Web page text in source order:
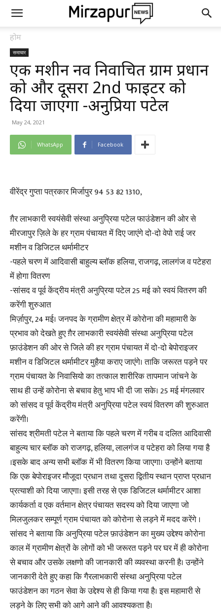
होम
समाचार
एक मशीन नव निर्वाचित ग्राम प्रधान
को और दूसरा 2nd फाइटर को
दिया जाएगा -अनुप्रिया पटेल
May 24, 2021
WhatsApp Facebook
वीरेंद्र गुप्ता पत्रकार मिर्जापुर 94 53 82 1310,
ग़ैर लाभकारी स्वयंसेवी संस्था अनुप्रिया पटेल फाउंडेशन की ओर से
मीरजापुर ज़िले के हर ग्राम पंचायत में दिए जाएंगे दो-दो वेपो राई जर
मशीन व डिजिटल थर्मामीटर
-पहले चरण में आदिवासी बाहुल्य ब्लॉक हलिया, राजगढ़, लालगंज व पटेहरा
में होगा वितरण
-सांसद व पूर्व केंद्रीय मंत्री अनुप्रिया पटेल 25 मई को स्वयं वितरण की
करेंगी शुरुआत
मिर्ज़ापुर, 24 मई। जनपद के ग्रामीण क्षेत्र में कोरोना की महामारी के
प्रभाव को देखते हुए ग़ैर लाभकारी स्वयंसेवी संस्था अनुप्रिया पटेल
फ़ाउंडेशन की ओर से जिले की हर ग्राम पंचायत में दो-दो बेपोराइजर
मशीन व डिजिटल थर्मामीटर मुहैया कराए जाएंगे। ताकि जरूरत पड़ने पर
ग्राम पंचायत के निवासियो का तत्काल शारीरिक तापमान जांचने के
साथ ही उन्हें कोरोना से बचाव हेतु भाप भी दी जा सके। 25 मई मंगलवार
को सांसद व पूर्व केंद्रीय मंत्री अनुप्रिया पटेल स्वयं वितरण की शुरुआत
करेंगी।
सांसद श्रीमती पटेल ने बताया कि पहले चरण में गरीब व दलित आदिवासी
बाहुल्य चार ब्लॉक को राजगढ़, हलिया, लालगंज व पटेहरा को लिया गया है
।इसके बाद अन्य सभी ब्लॉक में भी वितरण किया जाएगा। उन्होंने बताया
कि एक बेपोराइजर मौजूदा प्रधान तथा दूसरा द्वितीय स्थान प्राप्त प्रधान
प्रत्याशी को दिया जाएगा। इसी तरह से एक डिजिटल थर्मामीटर आशा
कार्यकर्ता व एक वर्तमान क्षेत्र पंचायत सदस्य को दिया जाएगा जो
मिलजुलकर सम्पूर्ण ग्राम पंचायत को कोरोना से लड़ने में मदद करेंगे ।
सांसद ने बताया कि अनुप्रिया पटेल फ़ाउंडेशन का मुख्य उद्देश्य कोरोना
काल में ग्रामीण क्षेत्रों के लोगों को भी जरूरत पड़ने पर घर में ही कोरोना
से बचाव और उसके लक्षणो की जानकारी की व्यवस्था करनी है। उन्होंने
जानकारी देते हुए कहा कि गैरलाभकारी संस्था अनुप्रिया पटेल
फाउंडेशन का गठन सेवा के उद्देश्य से ही किया गया है। इस महामारी से
लड़ने के लिए सभी को आगे आने की आवश्यकता है।